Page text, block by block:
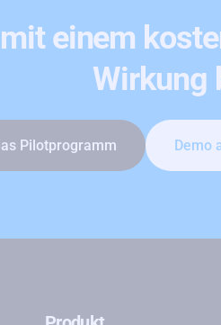
einem
Wirkung
Pilotprogramm Demo